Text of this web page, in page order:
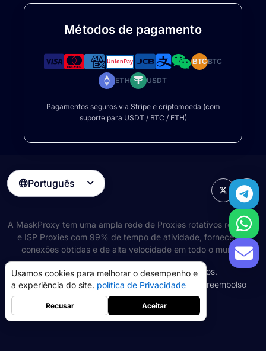
Métodos de pagamento
BTCBTC
ETH USDT
Pagamentos seguros via Stripe e criptomoeda (com
suporte para USDT / BTC / ETH)
Português 
A MaskProxy tem uma ampla rede de Proxies rotativos rotativos
e ISP Proxies com 99% de tempo de atividade, fornecendo
conexões obtidas e de alta velocidade em todo o mundo.
©2026AIWAY LIMITED. Todos os direitos reservados.
Termos de Serviço política de PrivacidadePolítica de reembolso
Política de cookies
Usamos cookies para melhorar o desempenho e
a experiência do site. política de Privacidade
Recusar Aceitar